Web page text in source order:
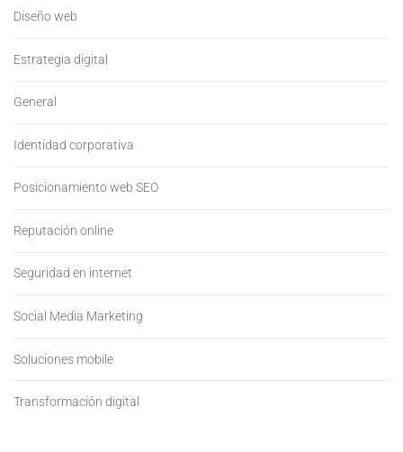
Diseño web
Estrategia digital
General
Identidad corporativa
Posicionamiento web SEO
Reputación online
Seguridad en internet
Social Media Marketing
Soluciones mobile
Transformación digital